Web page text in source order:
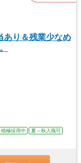
あり＆残業少なめ
積極採用中
夏～秋入職可